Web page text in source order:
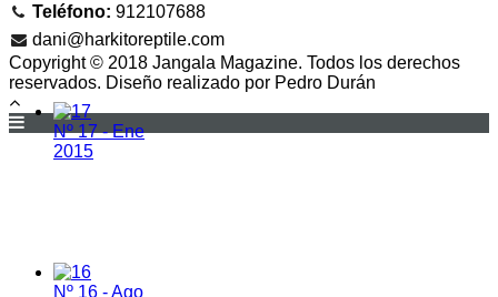
Nº 17 - Ene
2015
Nº 16 - Ago
Teléfono: 912107688
dani@harkitoreptile.com
Copyright © 2018 Jangala Magazine. Todos los derechos
reservados. Diseño realizado por Pedro Durán